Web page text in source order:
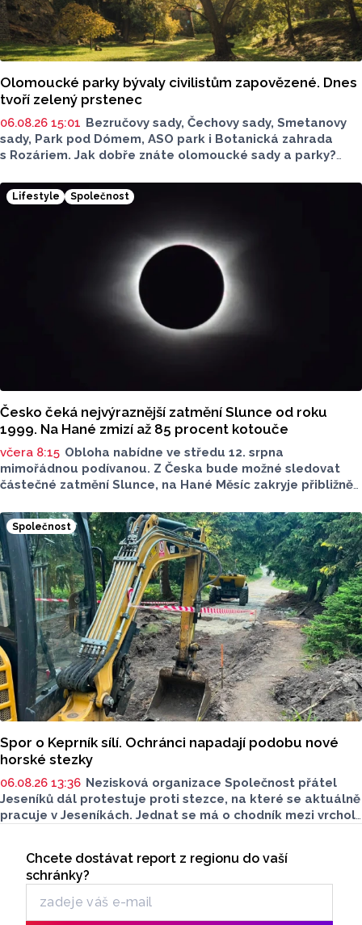
Olomoucké parky bývaly civilistům zapovězené. Dnes
tvoří zelený prstenec
06.08.26 15:01 Bezručovy sady, Čechovy sady, Smetanovy
sady, Park pod Dómem, ASO park i Botanická zahrada
s Rozáriem. Jak dobře znáte olomoucké sady a parky?
které v nich jsou. Vždy tomu tak ale nebylo.
Lifestyle Společnost
Česko čeká nejvýraznější zatmění Slunce od roku
1999. Na Hané zmizí až 85 procent kotouče
včera 8:15 Obloha nabídne ve středu 12. srpna
mimořádnou podívanou. Z Česka bude možné sledovat
částečné zatmění Slunce, na Hané Měsíc zakryje přibližně
hvězdáře Michala půjde o nejvýraznější zatmění Slunce
pozorovatelné z Česka od roku 1999. Důležité ale bude
najít vhodné místo a především chránit zrak. Více povědel
v rozhovoru Radia Haná s Lukášem Kobzou.
Společnost
Spor o Keprník sílí. Ochránci napadají podobu nové
horské stezky
06.08.26 13:36 Nezisková organizace Společnost přátel
Jeseníků dál protestuje proti stezce, na které se aktuálně
pracuje v Jeseníkách. Jednat se má o chodník mezi vrcholy
mezi vrcholy podle nich není nutný.
Odběr newsletteru
Chcete dostávat report z regionu do vaší
schránky?